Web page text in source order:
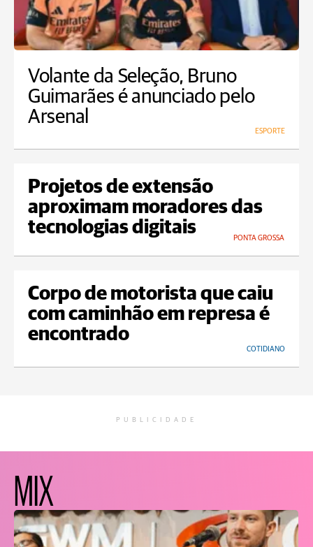
Volante da Seleção, Bruno
Guimarães é anunciado pelo
Arsenal
ESPORTE
Projetos de extensão
aproximam moradores das
tecnologias digitais
PONTA GROSSA
Corpo de motorista que caiu
com caminhão em represa é
encontrado
COTIDIANO
PUBLICIDADE
MIX